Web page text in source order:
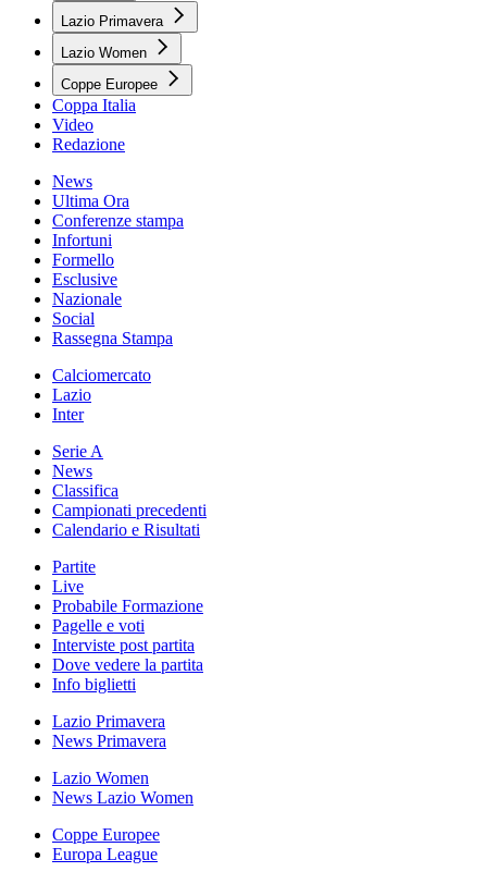
Lazio Primavera
Lazio Women
Coppe Europee
Coppa Italia
Video
Redazione
News
Ultima Ora
Conferenze stampa
Infortuni
Formello
Esclusive
Nazionale
Social
Rassegna Stampa
Calciomercato
Lazio
Inter
Serie A
News
Classifica
Campionati precedenti
Calendario e Risultati
Partite
Live
Probabile Formazione
Pagelle e voti
Interviste post partita
Dove vedere la partita
Info biglietti
Lazio Primavera
News Primavera
Lazio Women
News Lazio Women
Coppe Europee
Europa League